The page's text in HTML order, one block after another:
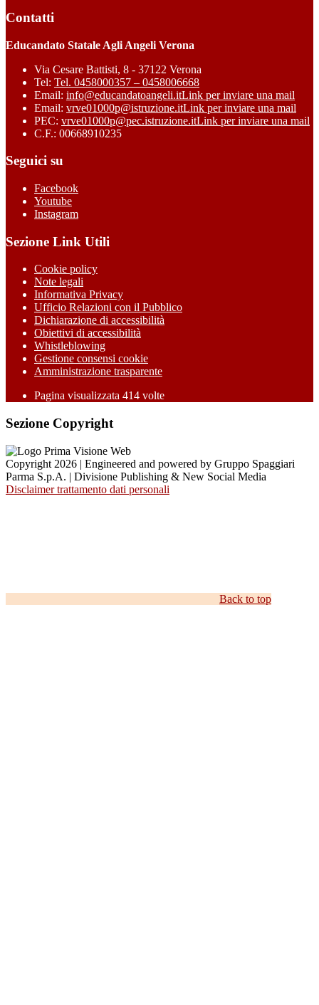
Contatti
Educandato Statale Agli Angeli Verona
Via Cesare Battisti, 8 - 37122 Verona
Tel: Tel. 0458000357 – 0458006668
Email: info@educandatoangeli.itLink per inviare una mail
Email: vrve01000p@istruzione.itLink per inviare una mail
PEC: vrve01000p@pec.istruzione.itLink per inviare una mail
C.F.: 00668910235
Seguici su
Facebook
Youtube
Instagram
Sezione Link Utili
Cookie policy
Note legali
Informativa Privacy
Ufficio Relazioni con il Pubblico
Dichiarazione di accessibilità
Obiettivi di accessibilità
Whistleblowing
Gestione consensi cookie
Amministrazione trasparente
Pagina visualizzata 414 volte
Sezione Copyright
Copyright 2026 | Engineered and powered by Gruppo Spaggiari
Parma S.p.A. | Divisione Publishing & New Social Media
Disclaimer trattamento dati personali
Back to top